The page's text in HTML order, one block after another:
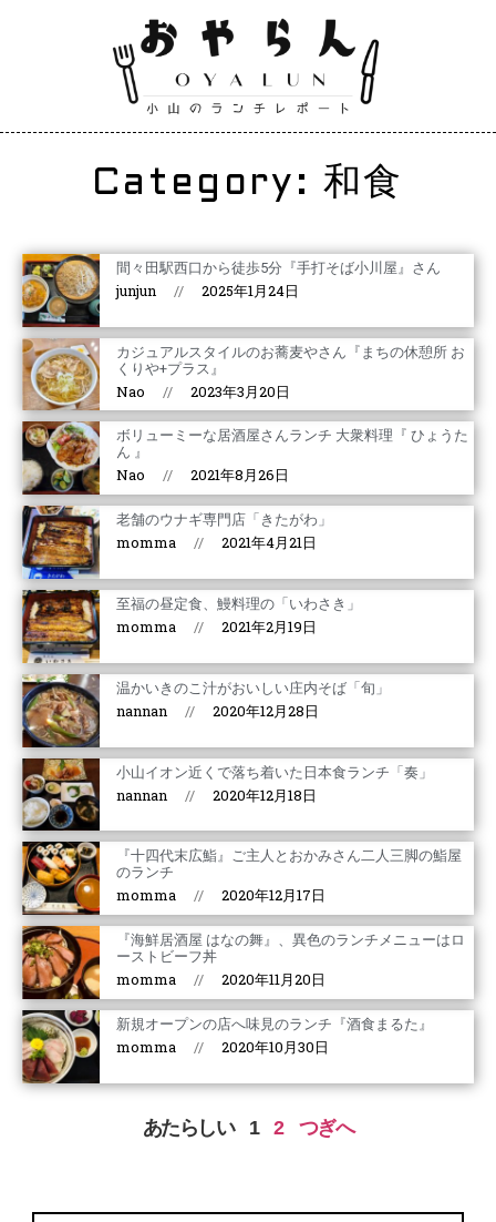
Category: 和食
間々田駅西口から徒歩5分『手打そば小川屋』さん
junjun 2025年1月24日
カジュアルスタイルのお蕎麦やさん『まちの休憩所 お
くりや+プラス』
Nao 2023年3月20日
ボリューミーな居酒屋さんランチ 大衆料理『 ひょうた
ん 』
Nao 2021年8月26日
老舗のウナギ専門店「きたがわ」
momma 2021年4月21日
至福の昼定食、鰻料理の「いわさき」
momma 2021年2月19日
温かいきのこ汁がおいしい庄内そば「旬」
nannan 2020年12月28日
小山イオン近くで落ち着いた日本食ランチ「奏」
nannan 2020年12月18日
『十四代末広鮨』ご主人とおかみさん二人三脚の鮨屋
のランチ
momma 2020年12月17日
『海鮮居酒屋 はなの舞』、異色のランチメニューはロ
ーストビーフ丼
momma 2020年11月20日
新規オープンの店へ味見のランチ『酒食まるた』
momma 2020年10月30日
あたらしい 1 2 つぎへ